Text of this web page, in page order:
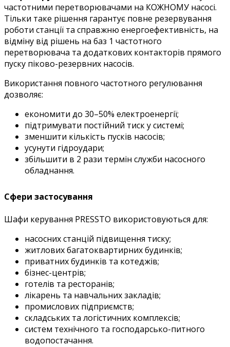
частотними перетворювачами на КОЖНОМУ насосі.
Тільки таке рішення гарантує повне резервування
роботи станції та справжню енергоефективність, на
відміну від рішень на баз 1 частотного
перетворювача та додаткових контакторів прямого
пуску піково-резервних насосів.
Використання повного частотного регулювання
дозволяє:
економити до 30–50% електроенергії;
підтримувати постійний тиск у системі;
зменшити кількість пусків насосів;
усунути гідроудари;
збільшити в 2 рази термін служби насосного
обладнання.
Сфери застосування
Шафи керування PRESSTO використовуються для:
насосних станцій підвищення тиску;
житлових багатоквартирних будинків;
приватних будинків та котеджів;
бізнес-центрів;
готелів та ресторанів;
лікарень та навчальних закладів;
промислових підприємств;
складських та логістичних комплексів;
систем технічного та господарсько-питного
водопостачання.